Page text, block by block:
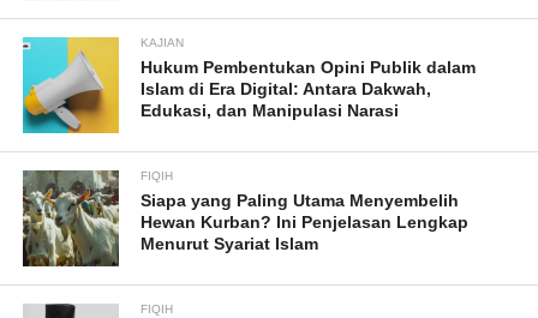
KAJIAN
Hukum Pembentukan Opini Publik dalam
Islam di Era Digital: Antara Dakwah,
Edukasi, dan Manipulasi Narasi
FIQIH
Siapa yang Paling Utama Menyembelih
Hewan Kurban? Ini Penjelasan Lengkap
Menurut Syariat Islam
FIQIH